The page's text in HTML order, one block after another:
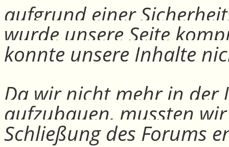
aufgrund einer
wurde unsere Seite
konnte unsere Inhalte
Da wir nicht mehr in der
aufzubauen, mussten
Schließung des Forums